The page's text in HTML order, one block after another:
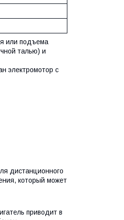
или подъема
талью) и
электромотор с
дистанционного
который может
приводит в